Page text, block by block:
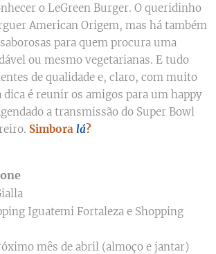
o LeGreen Burger. O queridinho
American Origem, mas há também
para quem procura uma
ou mesmo vegetarianas. E tudo
de qualidade e, claro, com muito
dica é reunir os amigos para um happy
a transmissão do Super Bowl
Simbora lá?
Iguatemi Fortaleza e Shopping
mês de abril (almoço e jantar)